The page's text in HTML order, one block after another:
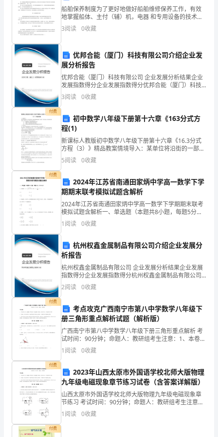
主，
库，
万亩，防洪保护范围
后可蓄到达到设计蓄水
积近万亩， 年
船舶保养制度为了更好地做好船舶维修保养工作，有效
地掌握船体、主付（辅）机，电器 和专用设备的技术状
况，保证安全，防止设备损坏，延长船舶使用寿命，制
定本制度。第一章总则第一条船舶定期维修保养是按船
3阅读 0收藏
优邦合能（厦门）科技有限公司介绍企业发
展分析报告
优邦合能（厦门）科技有限公司 企业发展分析结果企业
发展指数得分企业发展指数得分优邦合能（厦门）科技
有限公司综合得分说明：企业发展指数根据企业规模、
企业创新、企业风险、企业活力四个维度对企业发展情
3阅读 0收藏
付费
初中数学八年级下册第十六章《163分式方
程(1)
新课标人教版初中数学八年级下册第十六章《16.3分式
方程（3）》精品教案情境导入：某单位将沿街的一部分
房屋出租，每间房屋的租金第二年比第一年多500元，所
有房屋出租金第一年为9.6万元，第二年为10.
5阅读 0收藏
付费
2024年江苏省南通田家炳中学高一数学下学
期期末联考模拟试题含解析
2024年江苏省南通田家炳中学高一数学下学期期末联考
模拟试题含解析一、单选题（本题共8小题，每题5分，
共40分）1、若函数f（x）=，则f（f（））=（ ）A.4
B.C. D.2、将函数的图象沿轴
1阅读 0收藏
杭州权鑫金属制品有限公司介绍企业发展分
析报告
杭州权鑫金属制品有限公司 企业发展分析结果企业发展
指数得分企业发展指数得分杭州权鑫金属制品有限公司
综合得分说明：企业发展指数根据企业规模、企业创
新、企业风险、企业活力四个维度对企业发展情况进行
2阅读 0收藏
付费
考点攻克广西南宁市第八中学数学八年级下
册三角形重点解析试题（解析版）
广西南宁市第八中学数学八年级下册三角形重点解析 考
试时间：90分钟；命题人：教研组考生注意：1、本卷分
第I卷（选择题）和第Ⅱ卷（非选择题）两部分，满分100
分，考试时间90分钟2、答卷前，考生务必用0
1阅读 0收藏
付费
2023年山西太原市外国语学校北师大版物理
九年级电磁现象章节练习试卷（含答案详解版）
山西太原市外国语学校北师大版物理九年级电磁现象章
节练习 考试时间：90分钟；命题人：教研组考生注意：
1、本卷分第I卷（选择题）和第Ⅱ卷（非选择题）两部
分，满分100分，考试时间90分钟2、答卷前，考生
1阅读 0收藏
付费